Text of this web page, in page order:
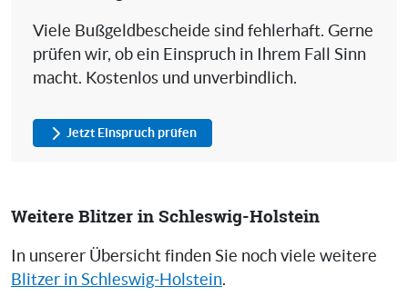
Viele Bußgeldbescheide sind fehlerhaft. Gerne
prüfen wir, ob ein Einspruch in Ihrem Fall Sinn
macht. Kostenlos und unverbindlich.
Jetzt Einspruch prüfen
Weitere Blitzer in Schleswig-Holstein
In unserer Übersicht finden Sie noch viele weitere
Blitzer in Schleswig-Holstein.